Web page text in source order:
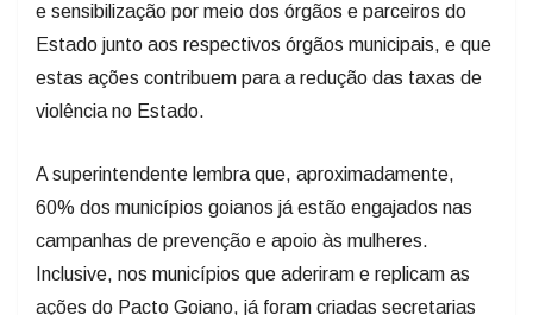
e sensibilização por meio dos órgãos e parceiros do
Estado junto aos respectivos órgãos municipais, e que
estas ações contribuem para a redução das taxas de
violência no Estado.
A superintendente lembra que, aproximadamente,
60% dos municípios goianos já estão engajados nas
campanhas de prevenção e apoio às mulheres.
Inclusive, nos municípios que aderiram e replicam as
ações do Pacto Goiano, já foram criadas secretarias